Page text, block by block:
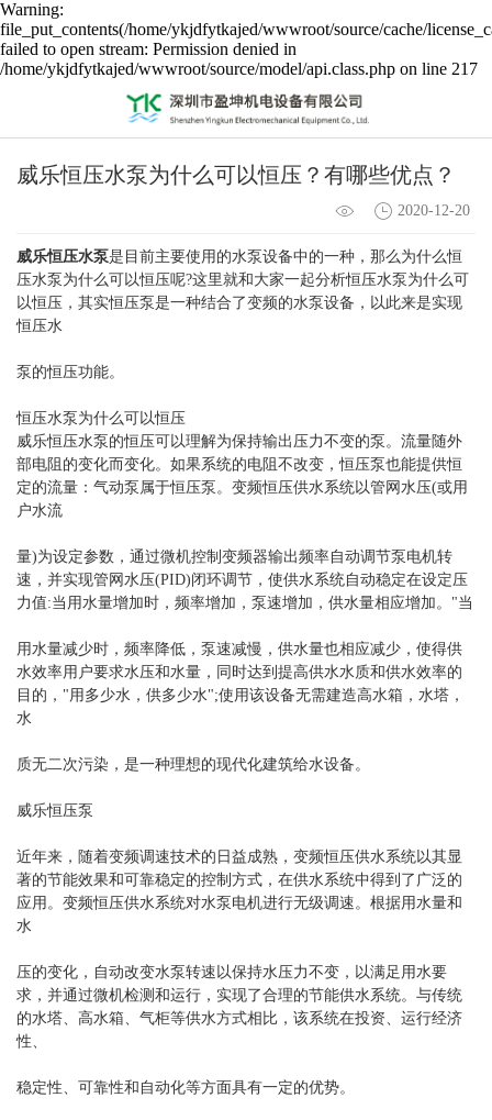
Warning:
file_put_contents(/home/ykjdfytkajed/wwwroot/source/cache/
failed to open stream: Permission denied in
/home/ykjdfytkajed/wwwroot/source/model/api.class.php on line 217
威乐恒压水泵为什么可以恒压？有哪些优点？
2020-12-20
威乐恒压水泵是目前主要使用的水泵设备中的一种，那么为什么恒
压水泵为什么可以恒压呢?这里就和大家一起分析恒压水泵为什么可
以恒压，其实恒压泵是一种结合了变频的水泵设备，以此来是实现
恒压水
泵的恒压功能。
恒压水泵为什么可以恒压
威乐恒压水泵的恒压可以理解为保持输出压力不变的泵。流量随外
部电阻的变化而变化。如果系统的电阻不改变，恒压泵也能提供恒
定的流量：气动泵属于恒压泵。变频恒压供水系统以管网水压(或用
户水流
量)为设定参数，通过微机控制变频器输出频率自动调节泵电机转
速，并实现管网水压(PID)闭环调节，使供水系统自动稳定在设定压
力值:当用水量增加时，频率增加，泵速增加，供水量相应增加。"当
用水量减少时，频率降低，泵速减慢，供水量也相应减少，使得供
水效率用户要求水压和水量，同时达到提高供水水质和供水效率的
目的，"用多少水，供多少水";使用该设备无需建造高水箱，水塔，
水
质无二次污染，是一种理想的现代化建筑给水设备。
威乐恒压泵
近年来，随着变频调速技术的日益成熟，变频恒压供水系统以其显
著的节能效果和可靠稳定的控制方式，在供水系统中得到了广泛的
应用。变频恒压供水系统对水泵电机进行无级调速。根据用水量和
水
压的变化，自动改变水泵转速以保持水压力不变，以满足用水要
求，并通过微机检测和运行，实现了合理的节能供水系统。与传统
的水塔、高水箱、气柜等供水方式相比，该系统在投资、运行经济
性、
稳定性、可靠性和自动化等方面具有一定的优势。